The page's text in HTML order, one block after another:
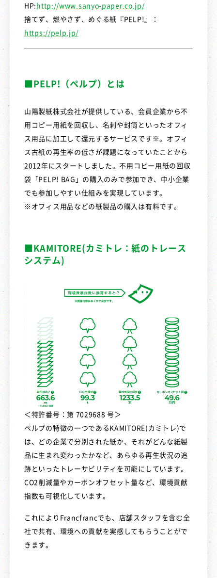
HP: http://www.sanyo-paper.co.jp/
捨てず、燃やさず、めぐる紙『PELP!』：
https://pelp.jp/
■PELP!（ペルプ）とは
山陽製紙株式会社が提供している、会員企業から不
用コピー用紙を回収し、名刺や封筒といったオフィ
ス用品に加工して還元するサービスです※。オフィ
ス古紙の再生率の低さが課題になっていたことから
2012年にスタートしました。不用コピー用紙の回収
袋「PELP! BAG」の購入のみで参加でき、中小企業
でも参加しやすい仕組みを実現しています。
※オフィス用品などの紙製品の購入は有料です。
■KAMITORE(カミトレ：紙のトレース
システム)
＜特許番号：第 7029688 号＞
ペルプの特徴の一つであるKAMITORE(カミトレ)で
は、どの企業で分別された紙か、それがどんな紙製
品に生まれ変わったかなど、あらゆる再生状況の追
跡といったトレーサビリティを可能にしています。
CO2削減量やカーボンオフセット量など、環境貢献
指数も可視化しています。
これによりFrancfrancでも、店舗スタッフを含む全
社で共有、環境への貢献を実感してもらうことがで
きます。